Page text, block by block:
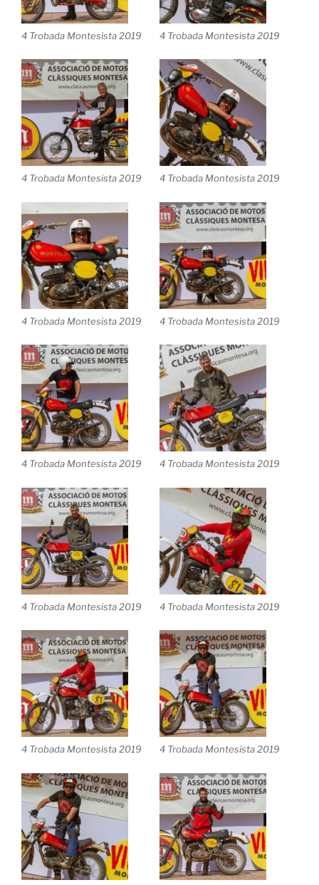
4 Trobada Montesista 2019 4 Trobada Montesista 2019
4 Trobada Montesista 2019 4 Trobada Montesista 2019
4 Trobada Montesista 2019 4 Trobada Montesista 2019
4 Trobada Montesista 2019 4 Trobada Montesista 2019
4 Trobada Montesista 2019 4 Trobada Montesista 2019
4 Trobada Montesista 2019 4 Trobada Montesista 2019